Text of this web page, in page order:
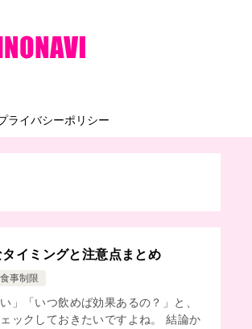
ライバシーポリシー
イミングと注意点まとめ
食事制限
」「いつ飲めば効果あるの？」と、
ックしておきたいですよね。 結論か